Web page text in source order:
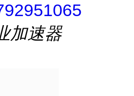
加速器